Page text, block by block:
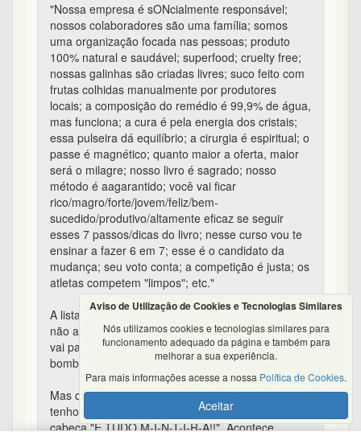
"Nossa empresa é sONcialmente responsável;
nossos colaboradores são uma família; somos
uma organização focada nas pessoas; produto
100% natural e saudável; superfood; cruelty free;
nossas galinhas são criadas livres; suco feito com
frutas colhidas manualmente por produtores
locais; a composição do remédio é 99,9% de água,
mas funciona; a cura é pela energia dos cristais;
essa pulseira dá equilíbrio; a cirurgia é espiritual; o
passe é magnético; quanto maior a oferta, maior
será o milagre; nosso livro é sagrado; nosso
método é aagarantido; você vai ficar
rico/magro/forte/jovem/feliz/bem-
sucedido/produtivo/altamente eficaz se seguir
esses 7 passos/dicas do livro; nesse curso vou te
ensinar a fazer 6 em 7; esse é o candidato da
mudança; seu voto conta; a competição é justa; os
atletas competem "limpos"; etc."
A lista de mentiras é infinita. E é impossível você
não acreditar em nenhuma delas. Alguma sempre
vai passar pelo seu filtro, até porque a gente é
bombardeado por elas desde pequeno.
Mas quando você consegue identificar alguma, eu
tenho certeza que vai surgir aquela voz na sua
cabeça "É TUDO M-I-N-T-I-R-A!!". Acontece
Aviso de Utilização de Cookies e Tecnologias Similares
Nós utilizamos cookies e tecnologias similares para
funcionamento adequado da página e também para
melhorar a sua experiência.
Para mais informações acesse a nossa Política de Cookies.
Aceitar